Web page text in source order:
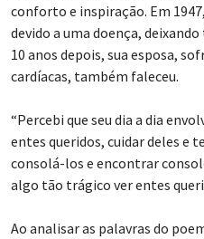
conforto e inspiração. Em
devido a uma doença,
10 anos depois, sua esposa,
cardíacas, também faleceu.
“Percebi que seu dia a dia
entes queridos, cuidar deles e
consolá-los e encontrar
algo tão trágico ver entes
Ao analisar as palavras do